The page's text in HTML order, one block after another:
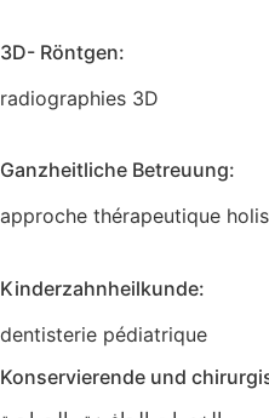
3D- Röntgen:
radiographies 3D
Ganzheitliche Betreuung:
approche thérapeutique
Kinderzahnheilkunde:
dentisterie pédiatrique
Konservierende und